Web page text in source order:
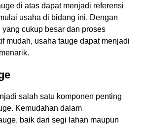
di atas dapat menjadi referensi
usaha di bidang ini. Dengan
cukup besar dan proses
mudah, usaha tauge dapat menjadi
salah satu komponen penting
Kemudahan dalam
baik dari segi lahan maupun